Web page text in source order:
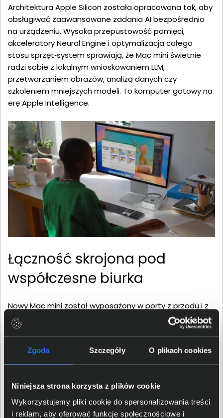
Zgoda Szczegóły O plikach cookies
Niniejsza strona korzysta z plików cookie
Wykorzystujemy pliki cookie do spersonalizowania treści
i reklam, aby oferować funkcje społecznościowe i
Architektura Apple Silicon została opracowana tak, aby
obsługiwać zaawansowane zadania AI bezpośrednio
na urządzeniu. Wysoka przepustowość pamięci,
akceleratory Neural Engine i optymalizacja całego
stosu sprzęt‑system sprawiają, że Mac mini świetnie
radzi sobie z lokalnym wnioskowaniem LLM,
przetwarzaniem obrazów, analizą danych czy
szkoleniem mniejszych modeli. To komputer gotowy na
erę Apple Intelligence.
Łączność skrojona pod
współczesne biurka
Nowy Mac mini został wyposażony w porty z przodu i z
tyłu. Dzięki czemu dostęp do nich jest wygodny bez
względu na to, gdzie komputer stoi. Na froncie po raz
słuchawkowe. Natomiast z tyłu znajdują się porty
Thunderbolt, HDMI i Gigabit Ethernet. Taka konstrukcja
audio czy sieci jest szybkie i intuicyjne — niezależnie od
tego, jak wygląda Twoje stanowisko pracy.